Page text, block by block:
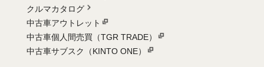
クルマカタログ
中古車アウトレット
中古車個人間売買（TGR TRADE）
中古車サブスク（KINTO ONE）